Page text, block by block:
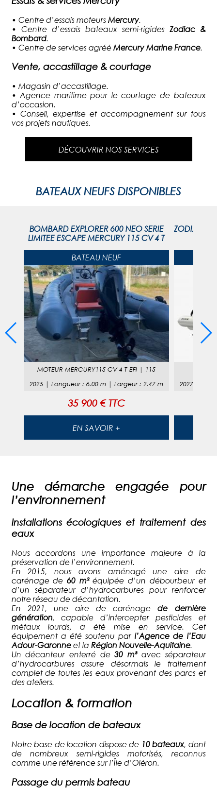
• Centre d’essais moteurs Mercury.
•
Centre d’essais bateaux semi-rigides Zodiac &
Bombard.
• Centre de services agréé Mercury Marine France.
Vente, accastillage & courtage
• Magasin d’accastillage.
• Agence maritime pour le courtage de bateaux
d’occasion.
• Conseil, expertise et accompagnement sur tous
vos projets nautiques.
DÉCOUVRIR NOS SERVICES
BATEAUX NEUFS DISPONIBLES
BOMBARD EXPLORER 600 NEO SERIE
LIMITEE ESCAPE MERCURY 115 CV 4 T
BATEAU NEUF
MOTEUR MERCURY115 CV 4 T EFI |
115
2025 |Longueur :6.00 m |Largeur :2.47 m
35 900 € TTC
EN SAVOIR +
ZODIAC
2027
Une démarche engagée pour
l’environnement
Installations écologiques et traitement des
eaux
Nous accordons une importance majeure à la
préservation de l’environnement.
En 2015, nous avons aménagé une aire de
carénage de 60 m²équipée d’un débourbeur et
d’un séparateur d’hydrocarbures pour renforcer
notre réseau de décantation.
En 2021, une aire de carénagede dernière
génération , capable d’intercepter pesticides et
métaux lourds, a été mise en service. Cet
équipement a été soutenu parl’Agence de l’Eau
Adour-Garonneet la Région Nouvelle-Aquitaine.
Un décanteur enterré de30 m³avec séparateur
d’hydrocarbures assure désormais le traitement
complet de toutes les eaux provenant des parcs et
des ateliers.
Location & formation
Base de location de bateaux
Notre base de location dispose de 10 bateaux, dont
de nombreux semi-rigides motorisés, reconnus
comme une référence sur l’Île d’Oléron.
Passage du permis bateau